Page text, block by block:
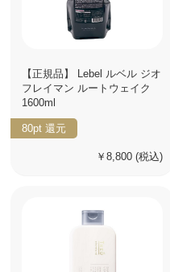
【正規品】 Lebel ルベル ジオ
フレイマン ルートウェイク
1600ml
80pt 還元
￥8,800 (税込)